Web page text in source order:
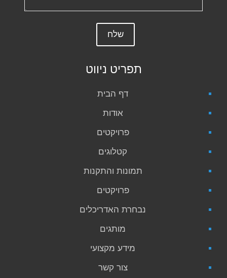
תפריט ניווט
דף הבית
אודות
פרויקטים
קטלוגים
תמונות והתקנות
פרויקטים
נבחרת האדריכלים
מותגים
מידע מקצועי
צור קשר